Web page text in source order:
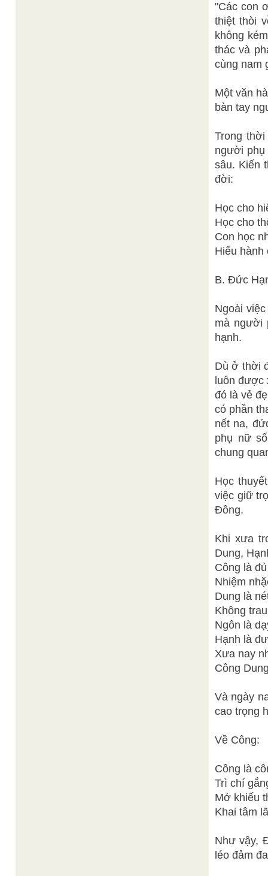
"Các con
thiệt thòi
không
thác và
cùng nam
Một văn
bàn tay
Trong
người phụ
sâu. Kiến
đời:
Học cho
Học cho
Con học
Hiểu hành
B. Đức
Ngoài
mà người
hạnh.
Dù ở thời
luôn
đó là vẻ
có phần
nết na,
phụ nữ
chung
Học
việc giữ
Đông.
Khi xưa
Dung,
Công là
Nhiệm
Dung là
Không
Ngôn là
Hạnh là
Xưa nay
Công
Và ngày
cao trọng
Về Công:
Công là
Trì chí
Mở khiếu
Khai tâm
Như vậy,
léo đảm